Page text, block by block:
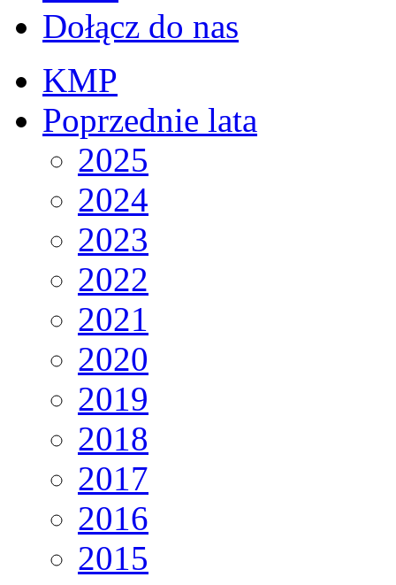
Dołącz do nas
KMP
Poprzednie lata
2025
2024
2023
2022
2021
2020
2019
2018
2017
2016
2015